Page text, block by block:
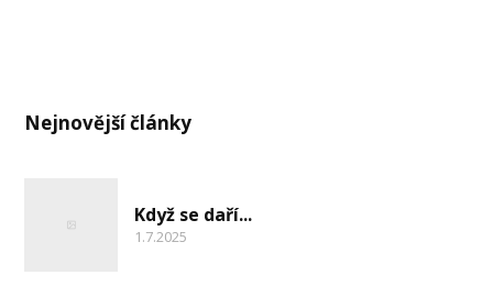
Nejnovější články
Když se daří...
1.7.2025